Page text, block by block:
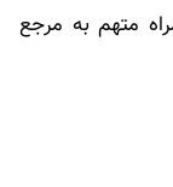
متهم به مرجع